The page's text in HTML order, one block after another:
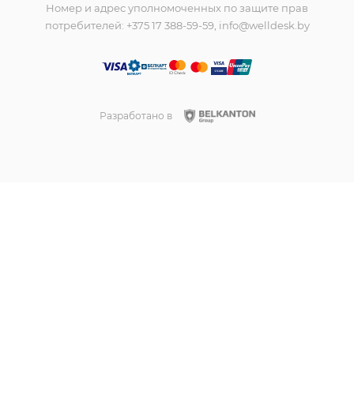
Номер и адрес уполномоченных по защите прав
потребителей: +375 17 388-59-59, info@welldesk.by
Разработано в